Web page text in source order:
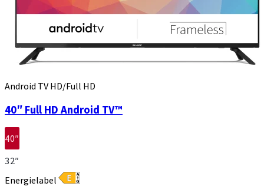
Android TV HD/Full HD
40″ Full HD Android TV™
40″
32″
Energielabel